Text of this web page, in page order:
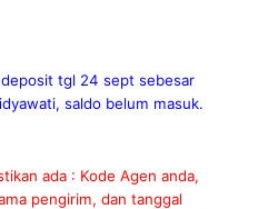
tgl 24 sept sebesar
saldo belum masuk.
ada : Kode Agen anda,
pengirim, dan tanggal